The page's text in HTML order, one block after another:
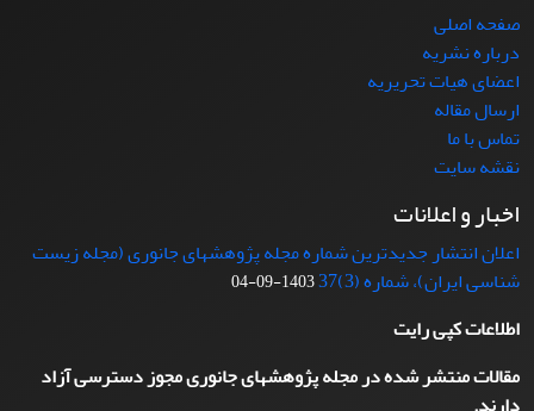
صفحه اصلی
درباره نشریه
اعضای هیات تحریریه
ارسال مقاله
تماس با ما
نقشه سایت
اخبار و اعلانات
اعلان انتشار جدیدترین شماره مجله پژوهشهای جانوری (مجله زیست
شناسی ایران)، شماره (3)37
1403-09-04
اطلاعات کپی رایت
مقالات منتشر شده در مجله پژوهشهای جانوری مجوز دسترسی آزاد